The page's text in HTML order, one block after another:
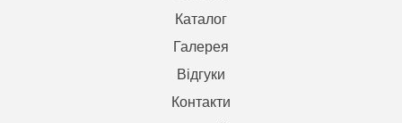
Каталог
Галерея
Відгуки
Контакти